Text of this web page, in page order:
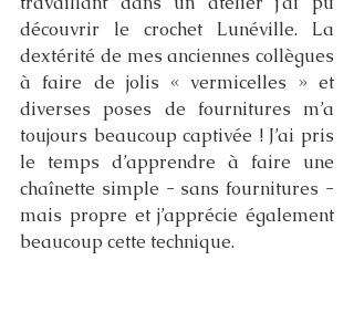
découvrir le crochet Lunéville. La
dextérité de mes anciennes collègues
à faire de jolis « vermicelles » et
diverses poses de fournitures m’a
toujours beaucoup captivée ! J’ai pris
le temps d’apprendre à faire une
chaînette simple - sans fournitures -
mais propre et j’apprécie également
beaucoup cette technique.